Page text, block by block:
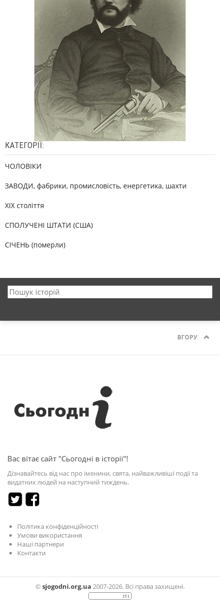
КАТЕГОРІЇ:
ЧОЛОВІКИ
ЗАВОДИ, фабрики, промисловість, енергетика, шахти
XIX століття
СПОЛУЧЕНІ ШТАТИ (США)
СІЧЕНЬ (померли)
ВГОРУ
Вас вітає сайт "Сьогодні в історії"!
Дізнавайтесь від нас про іменини, свята, найважливіші події та
видатних людей на наступний тиждень.
Політика конфіденційності
Умови використання
Наші партнери
Контакти
© sjogodni.org.ua 2007-2026. Всі права захищені.